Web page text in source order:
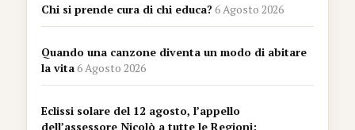
Chi si prende cura di chi educa?6 Agosto 2026
Quando una canzone diventa un modo di abitare
la vita6 Agosto 2026
Eclissi solare del 12 agosto, l’appello
dell’assessore Nicolò a tutte le Regioni: